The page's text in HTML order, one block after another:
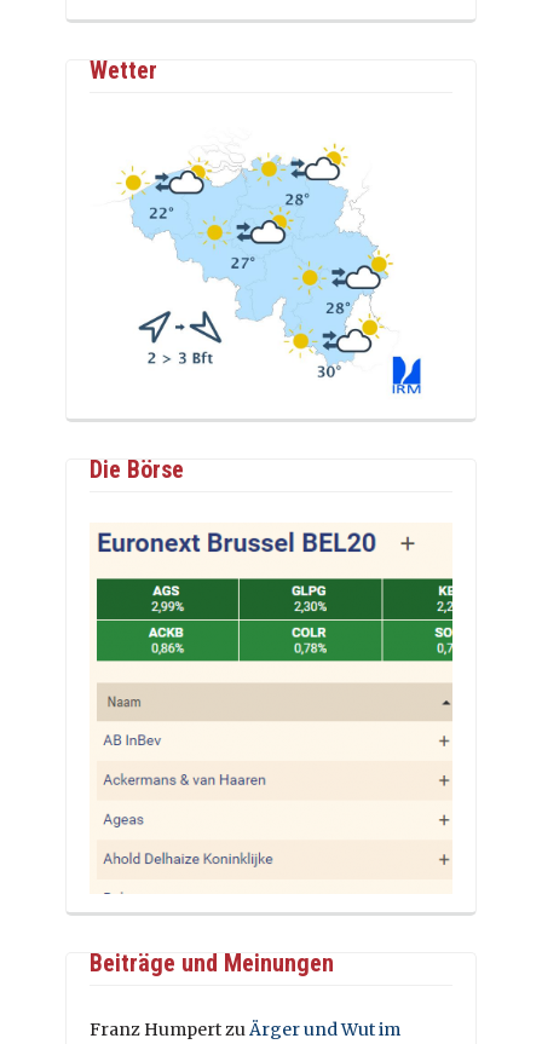
Wetter
Die Börse
Beiträge und Meinungen
Franz HumpertzuÄrger und Wut im